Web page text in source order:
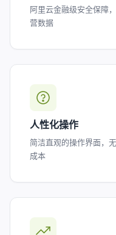
阿里云金融级安全保障
营数据
人性化操作
简洁直观的操作界面，
成本